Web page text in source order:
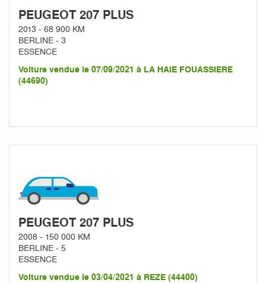
PEUGEOT 207 PLUS
2013 - 68 900 KM
BERLINE - 3
ESSENCE
Voiture vendue le 07/09/2021 à LA HAIE FOUASSIERE
(44690)
PEUGEOT 207 PLUS
2008 - 150 000 KM
BERLINE - 5
ESSENCE
Voiture vendue le 03/04/2021 à REZE (44400)